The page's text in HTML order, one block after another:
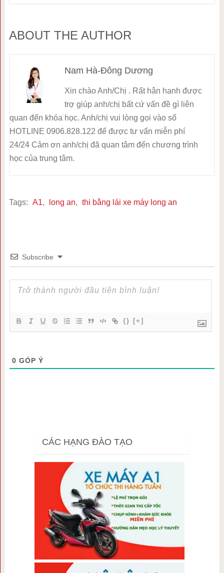
ABOUT THE AUTHOR
Nam Hà-Đông Dương
Xin chào Anh/Chị . Rất hân hạnh được
trợ giúp anh/chị bất cứ vấn đề gì liên
quan đến khóa học. Anh/chị vui lòng gọi vào số
HOTLINE 0906.828.122 để được tư vấn miễn phí
24/24 Cảm ơn anh/chị đã quan tâm đến chương trình
học của trung tâm.
Tags: A1, long an, thi bằng lái xe máy long an
Subscribe
{} [+]
0 GÓP Ý
CÁC HẠNG ĐÀO TẠO